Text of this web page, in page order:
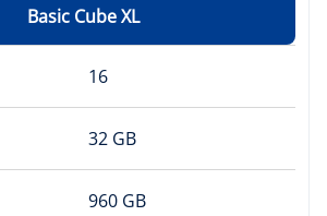
Basic Cube XL
16
32 GB
960 GB